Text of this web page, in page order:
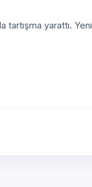
tartışma yarattı. Yeni